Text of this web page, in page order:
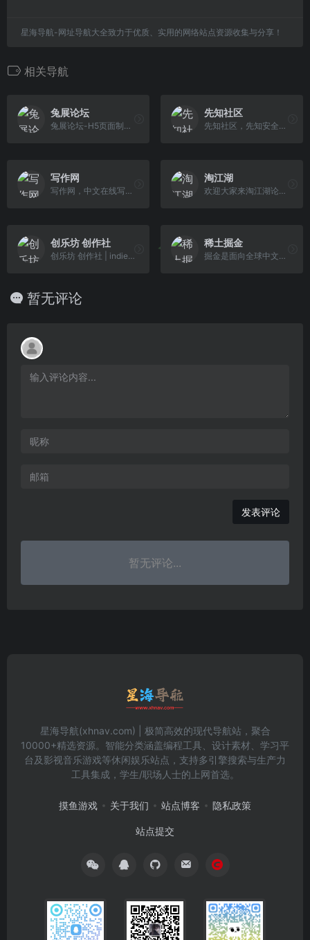
星海导航-网址导航大全致力于优质、实用的网络站点资源收集与分享！
相关导航
兔展论坛
兔展论坛-H5页面制作方法交流
先知社区
先知社区，先知安全技术社区
写作网
写作网，中文在线写作社区。 写作网是集写作、分享和学习的一站式社区。作家可以在我们的社区上与其他作家互动交流，参与创作投稿，并赚取现金奖励。 欢迎您加入我们，成为写作网的一员。
淘江湖
欢迎大家来淘江湖论坛畅所欲言，《茶馆》可以谈天说地，《生意经》可以交流怎么实现生意增长，《黑板报》可以查看更多我们新的产品信息。
创乐坊 创作社
创乐坊 创作社 | indieclub Creator - 与你一起分享独立创作乐趣，您可与其他创作者一起创作、交流见解、学习到有用的知识等，祝你可以追随真实的自己！ 每个人都可以是伟大的艺术家、创作者.... 发现与你志同道合的人， 做喜欢的事儿。创乐坊 致力于成为 数字时代的手工作坊 ，这里是每一位文创创作者...
稀土掘金
掘金是面向全球中文开发者的技术内容分享与交流平台。我们通过技术文章、沸点、课程、直播等产品和服务，打造一个激发开发者创作灵感，激励开发者沉淀分享，陪伴开发者成长的综合类技术社区。
暂无评论
发表评论
暂无评论...
星海导航(xhnav.com) | 极简高效的现代导航站，聚合
10000+精选资源。智能分类涵盖编程工具、设计素材、学习平
台及影视音乐游戏等休闲娱乐站点，支持多引擎搜索与生产力
工具集成，学生/职场人士的上网首选。
摸鱼游戏 关于我们 站点博客 隐私政策
站点提交